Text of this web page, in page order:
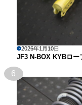
2026年1月10日
JF3 N-BOX KYBロー
6